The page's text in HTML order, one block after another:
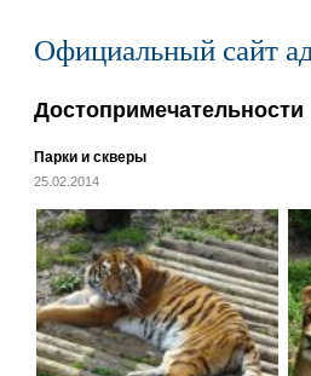
Официальный сайт
Достопримечательности
Парки и скверы
25.02.2014